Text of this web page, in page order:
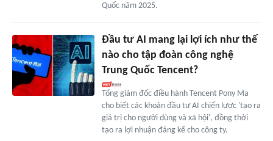
Quốc năm 2025.
Đầu tư AI mang lại lợi ích như thế
nào cho tập đoàn công nghệ
Trung Quốc Tencent?
Tổng giám đốc điều hành Tencent Pony Ma
cho biết các khoản đầu tư AI chiến lược 'tạo ra
giá trị cho người dùng và xã hội', đồng thời
tạo ra lợi nhuận đáng kể cho công ty.